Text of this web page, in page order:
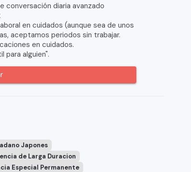
conversación diaria avanzado
en cuidados (aunque sea de unos
aceptamos periodos sin trabajar.
en cuidados.
alguien".
Japones
de Larga Duracion
Especial Permanente